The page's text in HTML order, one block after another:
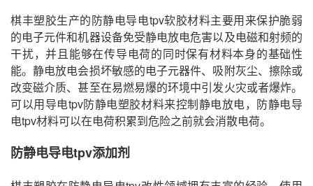
棋丰塑胶生产的防静电导电tpv软胶材料主要用来保护脆弱
的电子元件和机器设备免受静电放电危害以及电磁和射频的
干扰，并且能够在传导电荷的同时保有材料本身的基础性
能。静电放电会损坏敏感的电子元器件、吸附灰尘、擦除或
改变磁介质、甚至在易燃易爆的环境中引发火灾或者爆炸。
可以用导电tpv防静电塑胶材料来控制静电放电，防静电导
电tpv材料可以在电荷积累到危险之前就会消散电荷。
防静电导电tpv添加剂